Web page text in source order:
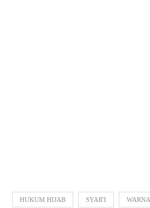
HUKUM HIJAB SYAR'I WARNA